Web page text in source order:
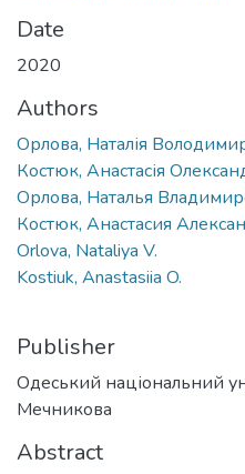
Date
2020
Authors
Орлова, Наталія
Костюк, Анастасія
Орлова, Наталья
Костюк, Анастасия
Orlova, Nataliya V.
Kostiuk, Anastasiia O.
Publisher
Одеський національний
Мечникова
Abstract